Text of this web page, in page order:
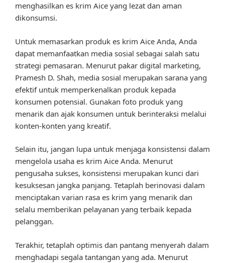
menghasilkan es krim Aice yang lezat dan aman
dikonsumsi.
Untuk memasarkan produk es krim Aice Anda, Anda
dapat memanfaatkan media sosial sebagai salah satu
strategi pemasaran. Menurut pakar digital marketing,
Pramesh D. Shah, media sosial merupakan sarana yang
efektif untuk memperkenalkan produk kepada
konsumen potensial. Gunakan foto produk yang
menarik dan ajak konsumen untuk berinteraksi melalui
konten-konten yang kreatif.
Selain itu, jangan lupa untuk menjaga konsistensi dalam
mengelola usaha es krim Aice Anda. Menurut
pengusaha sukses, konsistensi merupakan kunci dari
kesuksesan jangka panjang. Tetaplah berinovasi dalam
menciptakan varian rasa es krim yang menarik dan
selalu memberikan pelayanan yang terbaik kepada
pelanggan.
Terakhir, tetaplah optimis dan pantang menyerah dalam
menghadapi segala tantangan yang ada. Menurut